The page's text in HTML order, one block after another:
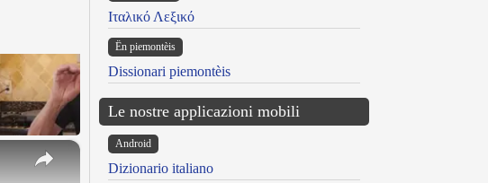
×
Ιταλικό Λεξικό
Ën piemontèis
Dissionari piemontèis
Le nostre applicazioni mobili
Android
Dizionario italiano